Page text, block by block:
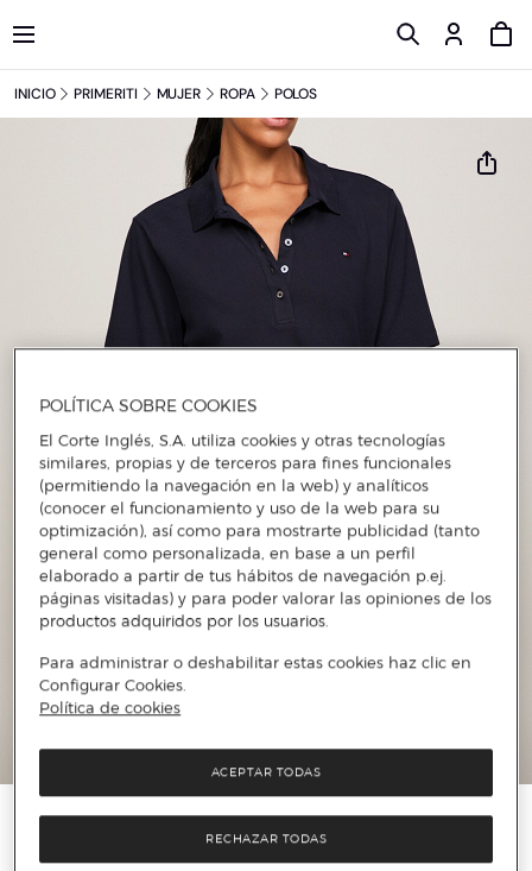
INICIO PRIMERITI MUJER ROPA POLOS
TOMMY HILFIGER
Polo de mujer Regular Pique manga corta
POLÍTICA SOBRE COOKIES
El Corte Inglés, S.A. utiliza cookies y otras tecnologías
similares, propias y de terceros para fines funcionales
(permitiendo la navegación en la web) y analíticos
(conocer el funcionamiento y uso de la web para su
optimización), así como para mostrarte publicidad (tanto
general como personalizada, en base a un perfil
elaborado a partir de tus hábitos de navegación p.ej.
páginas visitadas) y para poder valorar las opiniones de los
productos adquiridos por los usuarios.
Para administrar o deshabilitar estas cookies haz clic en
Configurar Cookies.
Política de cookies
RECHAZAR TODAS
ACEPTAR TODAS